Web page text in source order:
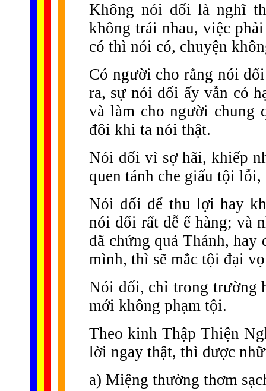
Không nói dối là nghĩ
không trái nhau, việc
có thì nói có, chuyện
Có người cho rằng nói
ra, sự nói dối ấy vẫn có
và làm cho người chung
đôi khi ta nói thật.
Nói dối vì sợ hãi, khiếp
quen tánh che giấu tội
Nói dối để thu lợi hay
nói dối rất dễ ế hàng; và
đã chứng quả Thánh,
mình, thì sẽ mắc tội đại
Nói dối, chỉ trong trường
mới không phạm tội.
Theo kinh Thập Thiện
lời ngay thật, thì được
a) Miệng thường thơm